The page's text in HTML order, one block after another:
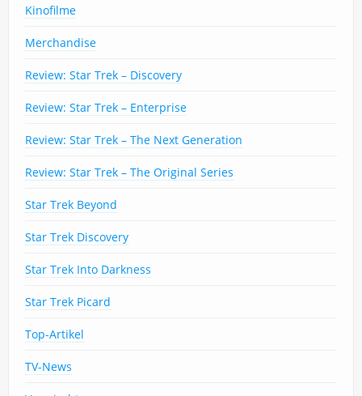
Kinofilme
Merchandise
Review: Star Trek – Discovery
Review: Star Trek – Enterprise
Review: Star Trek – The Next Generation
Review: Star Trek – The Original Series
Star Trek Beyond
Star Trek Discovery
Star Trek Into Darkness
Star Trek Picard
Top-Artikel
TV-News